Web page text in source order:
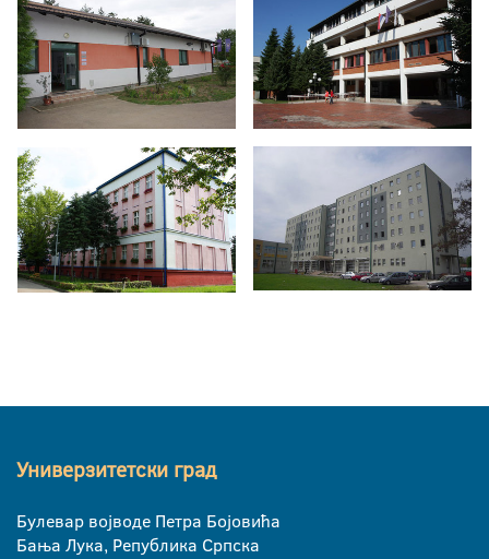
Универзитетски град
Булевар војводе Петра Бојовића
Бања Лука, Република Српска